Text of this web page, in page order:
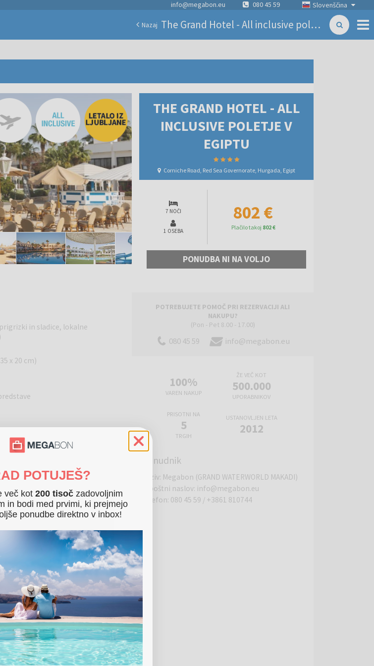
Slovenščina
info@megabon.eu 080 45 59
Nazaj The Grand Hotel - All inclusive poletje v Egiptu
THE GRAND HOTEL - ALL
INCLUSIVE POLETJE V
EGIPTU
Corniche Road, Red Sea Governorate, Hurgada, Egipt
7 NOČI
1 OSEBA
802 €
Plačilo takoj 802 €
PONUDBA NI NA VOLJO
in sladice, lokalne
x 20 cm)
POTREBUJETE POMOČ PRI REZERVACIJI ALI
NAKUPU?
(Pon - Pet 8.00 - 17.00)
080 45 59 info@megabon.eu
100%
VAREN NAKUP
ŽE VEČ KOT
500.000
UPORABNIKOV
PRISOTNI NA
5
TRGIH
USTANOVLJEN LETA
2012
Ponudnik
Naziv: Megabon (GRAND WATERWORLD MAKADI)
E-poštni naslov: info@megabon.eu
Telefon: 080 45 59 / +3861 810744
POTUJEŠ?
več kot 200 tisoč zadovoljnim
in bodi med prvimi, ki prejmejo
ponudbe direktno v inbox!